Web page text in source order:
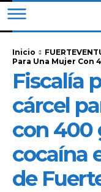
Inicio
Para Una Mujer Con
Fiscalía
cárcel
con 400
cocaína
de